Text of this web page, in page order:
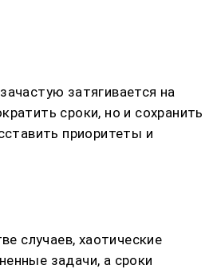
затягивается на
сроки, но и сохранить
приоритеты и
случаев, хаотические
задачи, а сроки